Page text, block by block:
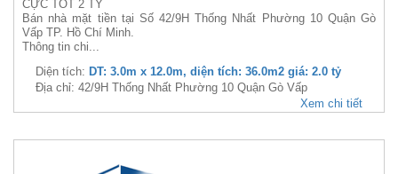
CỰC TỐT 2 TỶ
Bán nhà mặt tiền tại Số 42/9H Thống Nhất Phường 10 Quận Gò
Vấp TP. Hồ Chí Minh.
Thông tin chi...
Diện tích: DT: 3.0m x 12.0m, diện tích: 36.0m2 giá: 2.0 tỷ
Địa chỉ: 42/9H Thống Nhất Phường 10 Quận Gò Vấp
Xem chi tiết